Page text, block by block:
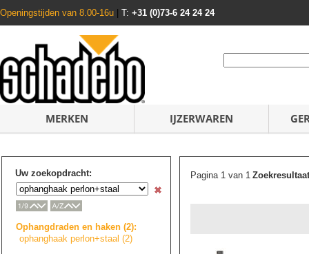
Openingstijden van 8.00-16u T: +31 (0)73-6 24 24 24
MERKEN IJZERWAREN
Uw zoekopdracht:
Ophangdraden en haken (2):
ophanghaak perlon+staal (2)
Pagina 1 van 1Zoekresultaat